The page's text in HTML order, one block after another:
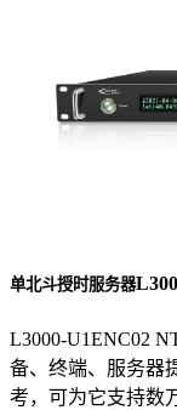
单北斗授时服务器
L3000-U1ENC02
备、终端、服务器
考，可为它支持数